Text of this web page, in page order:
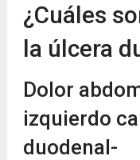
¿Cuáles
la úlcera
Dolor
izquierdo
duodenal-